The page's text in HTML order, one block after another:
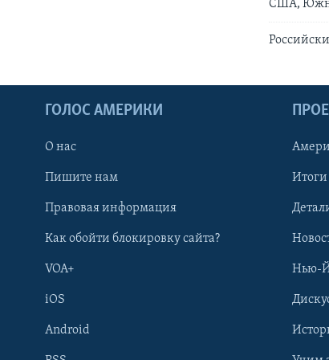
США,
ГОЛОС АМЕРИКИ
О нас
Пишите нам
Правовая информация
Как обойти блокировку сайта?
VOA+
iOS
Android
Итоги
Нью-